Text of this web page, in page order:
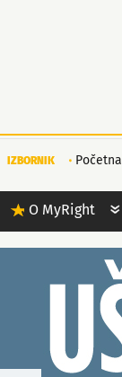
IZBORNIK Početna
O MyRight